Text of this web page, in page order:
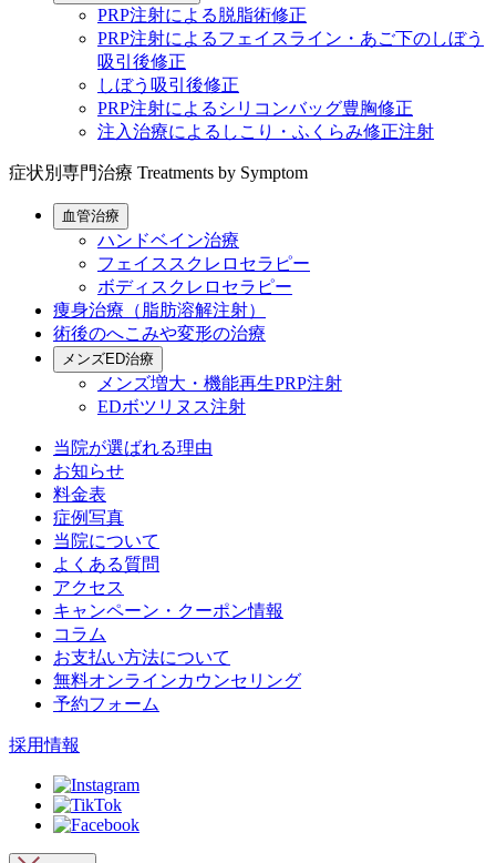
PRP注射による脱脂術修正
PRP注射によるフェイスライン・あご下のしぼう
吸引後修正
しぼう吸引後修正
PRP注射によるシリコンバッグ豊胸修正
注入治療によるしこり・ふくらみ修正注射
症状別専門治療 Treatments by Symptom
血管治療
ハンドベイン治療
フェイススクレロセラピー
ボディスクレロセラピー
痩身治療（脂肪溶解注射）
術後のへこみや変形の治療
メンズED治療
メンズ増大・機能再生PRP注射
EDボツリヌス注射
当院が選ばれる理由
お知らせ
料金表
症例写真
当院について
よくある質問
アクセス
キャンペーン・クーポン情報
コラム
お支払い方法について
無料オンラインカウンセリング
予約フォーム
採用情報